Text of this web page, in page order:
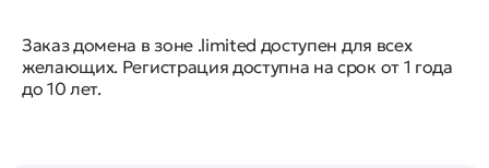
Заказ домена в зоне .limited доступен для всех
желающих. Регистрация доступна на срок от 1 года
до 10 лет.